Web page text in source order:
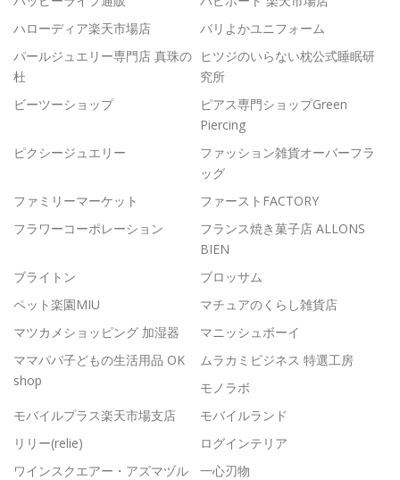
ハローディア楽天市場店
バリよかユニフォーム
パールジュエリー専門店 真珠の
杜
ヒツジのいらない枕公式睡眠研
究所
ビーツーショップ
ピアス専門ショップGreen
Piercing
ピクシージュエリー
ファッション雑貨オーバーフラ
ッグ
ファミリーマーケット
ファーストFACTORY
フラワーコーポレーション
フランス焼き菓子店 ALLONS
BIEN
ブライトン
ブロッサム
ペット楽園MIU
マチュアのくらし雑貨店
マツカメショッピング 加湿器
マニッシュボーイ
ママパパ子どもの生活用品 OK
shop
ムラカミビジネス 特選工房
モノラボ
モバイルプラス楽天市場支店
モバイルランド
リリー(relie)
ログインテリア
ワインスクエアー・アズマヅル
一心刃物